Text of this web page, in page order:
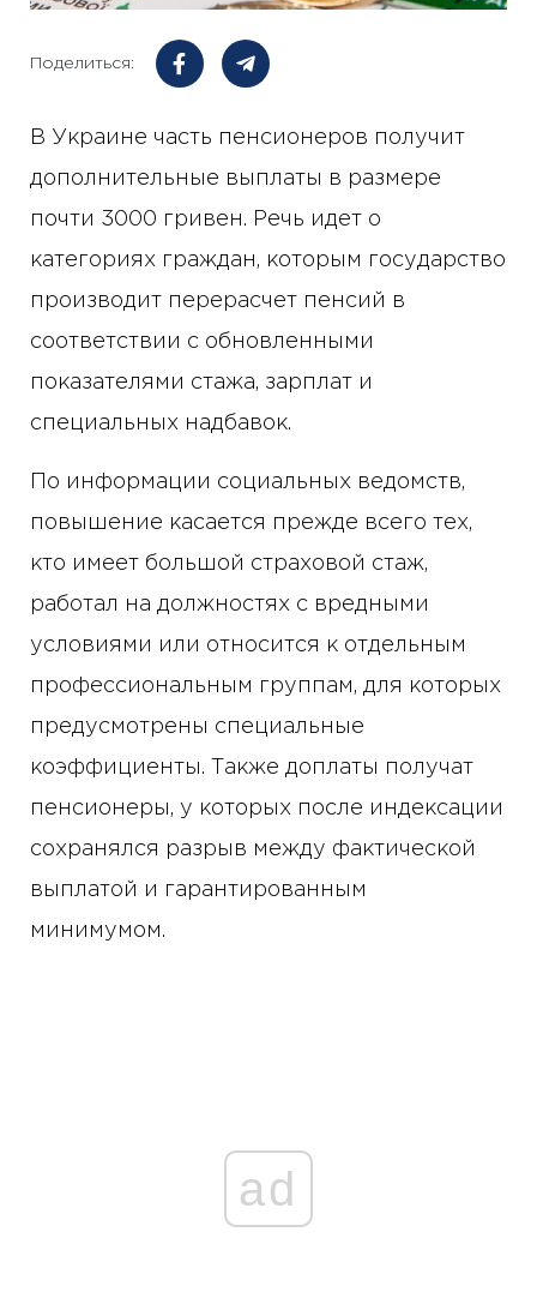
Поделиться:
В Украине часть пенсионеров получит
дополнительные выплаты в размере
почти 3000 гривен. Речь идет о
категориях граждан, которым государство
производит перерасчет пенсий в
соответствии с обновленными
показателями стажа, зарплат и
специальных надбавок.
По информации социальных ведомств,
повышение касается прежде всего тех,
кто имеет большой страховой стаж,
работал на должностях с вредными
условиями или относится к отдельным
профессиональным группам, для которых
предусмотрены специальные
коэффициенты. Также доплаты получат
пенсионеры, у которых после индексации
сохранялся разрыв между фактической
выплатой и гарантированным
минимумом.
ad